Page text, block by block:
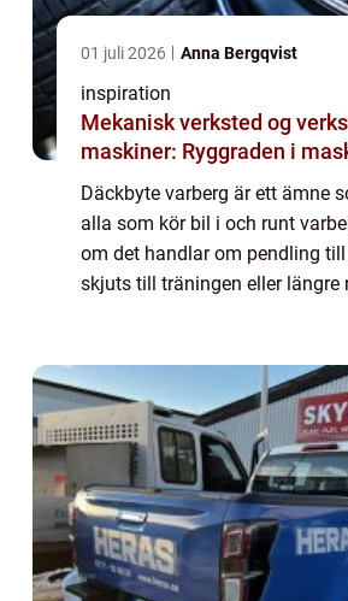
01 juli 2026 Anna Bergqvist
inspiration
Mekanisk verksted og
maskiner: Ryggraden i
Däckbyte varberg är ett ämne
alla som kör bil i och runt
om det handlar om pendling
skjuts till träningen eller längre